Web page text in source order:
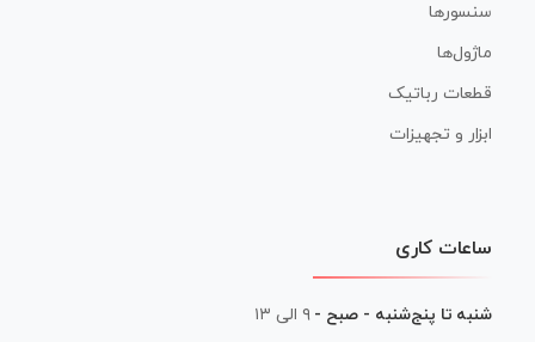
سنسورها
ماژول‌ها
قطعات رباتیک
ابزار و تجهیزات
ساعات کاری
شنبه تا پنج‌شنبه - صبح - ۹ الی ۱۳